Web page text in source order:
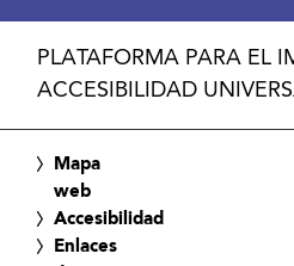
PLATAFORMA PARA EL
ACCESIBILIDAD
Mapa
web
Accesibilidad
Enlaces